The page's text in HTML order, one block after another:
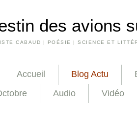
des avions
CABAUD | POÉSIE | SCIENCE ET
Accueil Blog Actu
Audio Vidéo